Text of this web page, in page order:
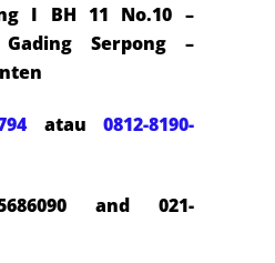
I BH 11 No.10 –
Serpong –
atau 0812-8190-
and 021-